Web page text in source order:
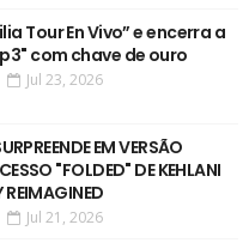
Tour En Vivo” e encerra a
com chave de ouro
Jul 23, 2026
EM VERSÃO
"FOLDED" DE KEHLANI
Jul 21, 2026